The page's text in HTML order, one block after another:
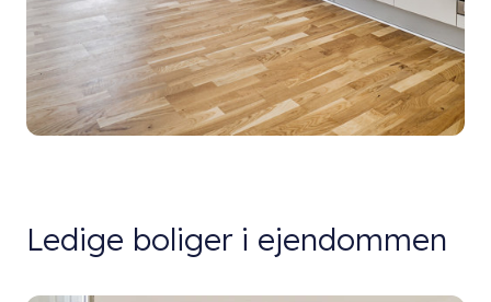
Ledige boliger i ejendommen